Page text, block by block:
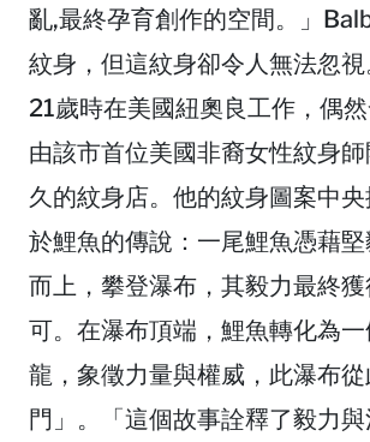
亂,最終孕育創作的空間。」
紋身，但這紋身卻令人無法忽視
21歲時在美國紐奧良工作，偶
由該市首位美國非裔女性紋身
久的紋身店。他的紋身圖案中
於鯉魚的傳說：一尾鯉魚憑藉
而上，攀登瀑布，其毅力最終
可。在瀑布頂端，鯉魚轉化為
龍，象徵力量與權威，此瀑布
門」。「這個故事詮釋了毅力與